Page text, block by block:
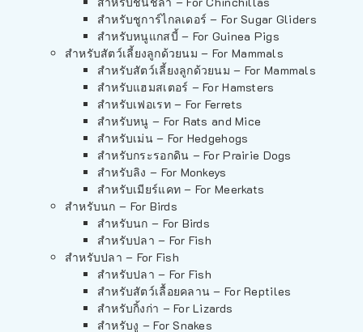
สำหรับชูการ์ไกลเดอร์ – For Sugar Gliders
สำหรับหนูแกสบี้ – For Guinea Pigs
สำหรับสัตว์เลี้ยงลูกด้วยนม – For Mammals
สำหรับสัตว์เลี้ยงลูกด้วยนม – For Mammals
สำหรับแฮมสเตอร์ – For Hamsters
สำหรับเฟอเรท – For Ferrets
สำหรับหนู – For Rats and Mice
สำหรับเม่น – For Hedgehogs
สำหรับกระรอกดิน – For Prairie Dogs
สำหรับลิง – For Monkeys
สำหรับเมียร์แคท – For Meerkats
สำหรับนก – For Birds
สำหรับนก – For Birds
สำหรับปลา – For Fish
สำหรับปลา – For Fish
สำหรับปลา – For Fish
สำหรับสัตว์เลื้อยคลาน – For Reptiles
สำหรับกิ้งก่า – For Lizards
สำหรับงู – For Snakes